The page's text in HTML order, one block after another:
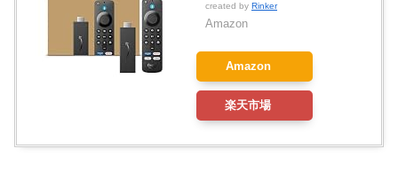
created by Rinker
Amazon
Amazon
楽天市場